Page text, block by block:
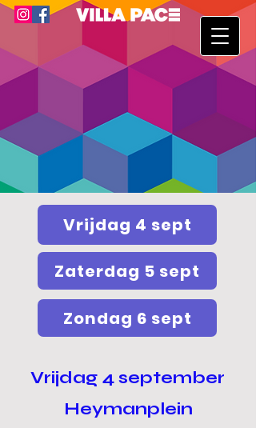
Vrijdag 4 sept
Zaterdag 5 sept
Zondag 6 sept
Vrijdag 4 september
Heymanplein